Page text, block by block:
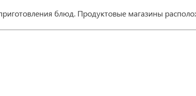
блюд. Продуктовые магазины